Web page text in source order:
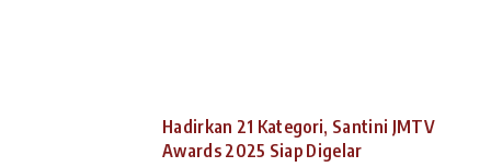
Hadirkan 21 Kategori, Santini JMTV
Awards 2025 Siap Digelar